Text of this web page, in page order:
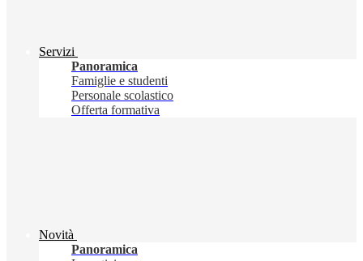
Servizi
Panoramica
Famiglie e studenti
Personale scolastico
Offerta formativa
Novità
Panoramica